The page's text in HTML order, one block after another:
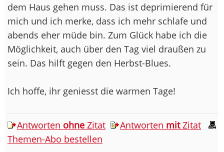
dem Haus gehen muss. Das ist deprimierend für
mich und ich merke, dass ich mehr schlafe und
abends eher müde bin. Zum Glück habe ich die
Möglichkeit, auch über den Tag viel draußen zu
sein. Das hilft gegen den Herbst-Blues.
Ich hoffe, ihr geniesst die warmen Tage!
Antworten ohne Zitat Antworten mitZitat
Themen-Abo bestellen